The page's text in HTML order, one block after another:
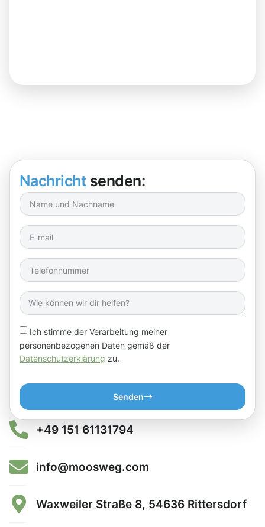
Nachricht senden:
Ich stimme der Verarbeitung meiner
personenbezogenen Daten gemäß der
Datenschutzerklärung zu.
Senden
+49 151 61131794
info@moosweg.com
Waxweiler Straße 8, 54636 Rittersdorf